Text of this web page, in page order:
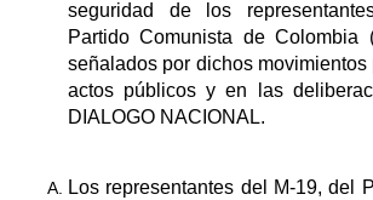
seguridad de los
Partido Comunista de Colombia
señalados por dichos movimientos
actos públicos y en las
DIALOGO NACIONAL.
Los representantes del M-19, del